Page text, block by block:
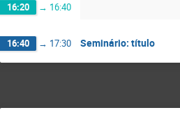
16:20 → 16:40
16:40 → 17:30 Seminário: título